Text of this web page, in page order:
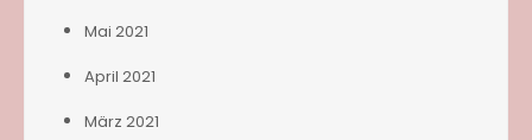
Mai 2021
April 2021
März 2021